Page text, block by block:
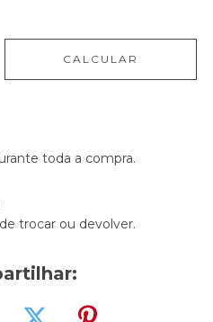
CALCULAR
toda a compra.
trocar ou devolver.